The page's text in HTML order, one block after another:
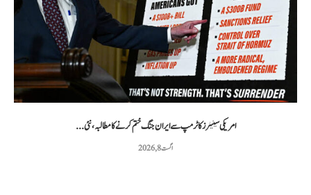
امریکی سینیٹرز کا ٹرمپ سے ایران جنگ ختم کرنے کا مطالبہ، نئی...
اگست 8, 2026